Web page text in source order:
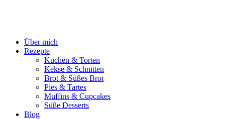
Über mich
Rezepte
Kuchen & Torten
Kekse & Schnitten
Brot & Süßes Brot
Pies & Tartes
Muffins & Cupcakes
Süße Desserts
Blog